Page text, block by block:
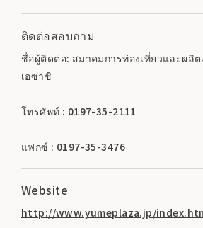
ติดต่อสอบถาม
ชื่อผู้ติดต่อ: สมาคมการท่องเที่ยวและผลิ
เอซาชิ
โทรศัพท์ : 0197-35-2111
แฟกซ์ : 0197-35-3476
Website
http://www.yumeplaza.jp/